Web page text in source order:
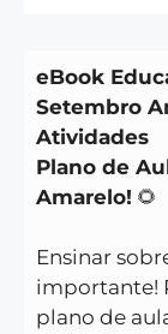
eBook
Setembro
Atividades
Plano de
Amarelo! 🌻
Ensinar
importante!
plano de